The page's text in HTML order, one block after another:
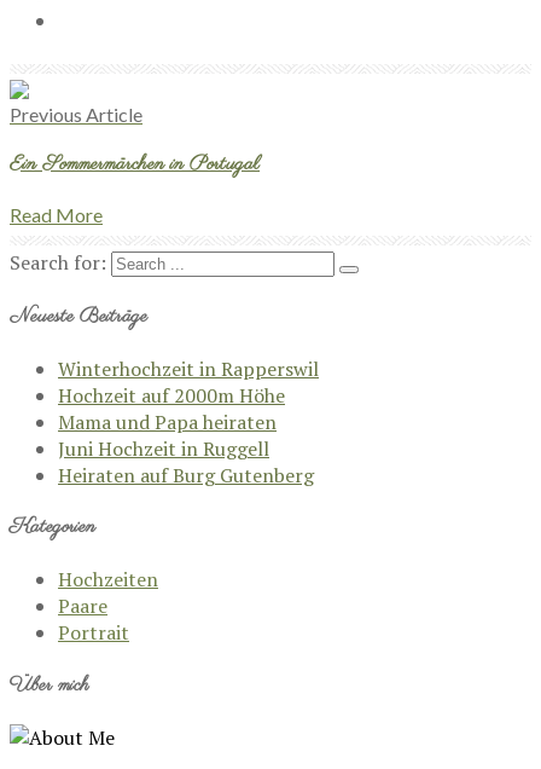
Previous Article
Ein Sommermärchen in Portugal
Read More
Search for:
Neueste Beiträge
Winterhochzeit in Rapperswil
Hochzeit auf 2000m Höhe
Mama und Papa heiraten
Juni Hochzeit in Ruggell
Heiraten auf Burg Gutenberg
Kategorien
Hochzeiten
Paare
Portrait
Über mich